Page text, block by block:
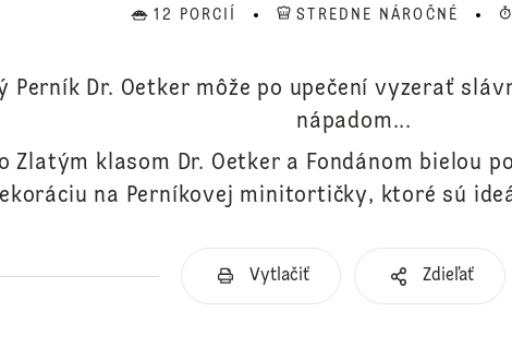
12 PORCIÍ STREDNE NÁROČNÉ
Perník Dr. Oetker môže po upečení vyzerať
nápadom...
Zlatým klasom Dr. Oetker a Fondánom bielou
na Perníkovej minitortičky, ktoré sú
Vytlačiť Zdieľať